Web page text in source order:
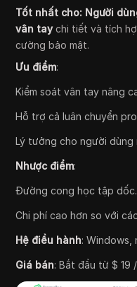
Tốt nhất cho: Người
vân taychi tiết và tích
cường bảo mật.
Ưu điểm:
Kiểm soát vân tay nâng
Hỗ trợ cả luân chuyển
Lý tưởng cho người dùng
Nhược điểm:
Đường cong học tập dốc.
Chi phí cao hơn so với
Hệ điều hành: Windows,
Giá bán: Bắt đầu từ $ 19